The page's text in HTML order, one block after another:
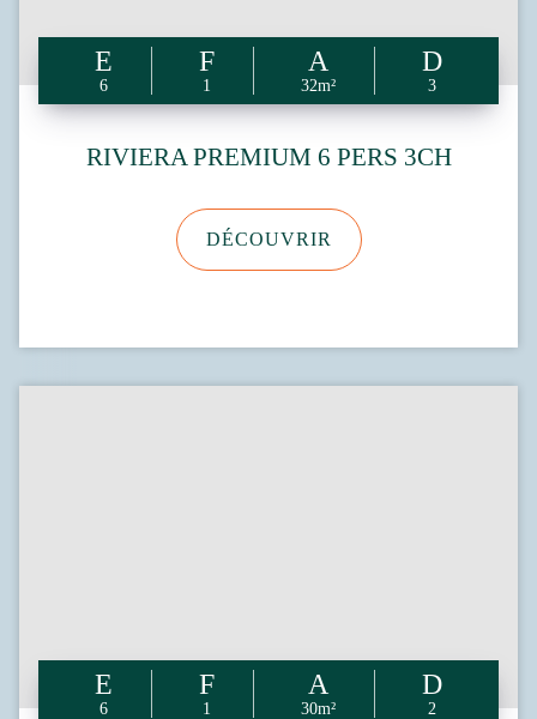
6 1 32m² 3
RIVIERA PREMIUM 6 PERS 3CH
DÉCOUVRIR
6 1 30m² 2